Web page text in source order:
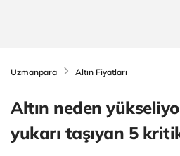
Uzmanpara Altın Fiyatları
Altın neden
yukarı taşıyan 5